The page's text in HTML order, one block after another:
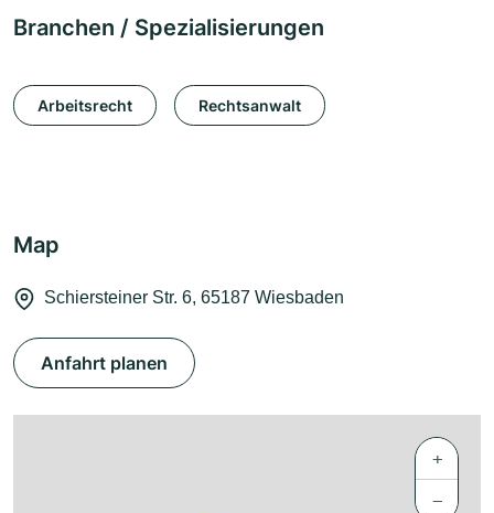
Branchen / Spezialisierungen
Arbeitsrecht Rechtsanwalt
Map
Schiersteiner Str. 6, 65187 Wiesbaden
Anfahrt planen
+
−